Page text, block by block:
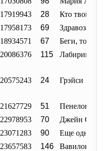
17919943 28
Кто твой
17958173 69
18934571 67
Беги,
20086376 115 Лабиринт
20575243 24 Грэйси
21627729 51
Пенелопа
22978953 70
Джейн
23071283 90
Еще одна из
23657583 146
Вавилон